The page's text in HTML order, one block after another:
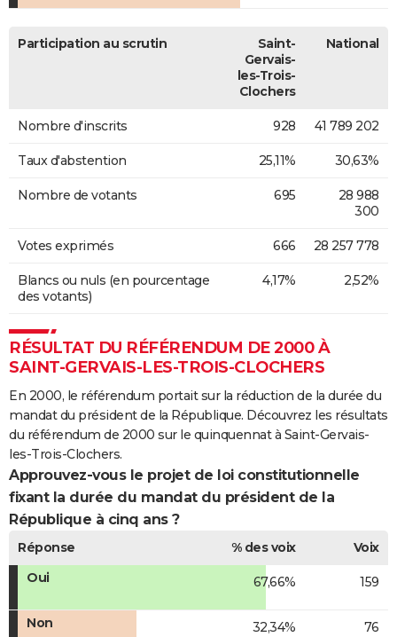
Participation au scrutin
Saint-
Gervais-
les-Trois-
Clochers
National
Nombre d'inscrits 928 41 789 202
Taux d'abstention 25,11% 30,63%
Nombre de votants 695
28 988
300
Votes exprimés 666 28 257 778
Blancs ou nuls (en pourcentage
des votants)
4,17% 2,52%
RÉSULTAT DU RÉFÉRENDUM DE 2000 À
SAINT-GERVAIS-LES-TROIS-CLOCHERS
En 2000, le référendum portait sur la réduction de la durée du
mandat du président de la République. Découvrez les résultats
du référendum de 2000 sur le quinquennat à Saint-Gervais-
les-Trois-Clochers.
Approuvez-vous le projet de loi constitutionnelle
fixant la durée du mandat du président de la
République à cinq ans ?
Réponse % des voix
Voix
Oui
67,66% 159
Non 32,34% 76